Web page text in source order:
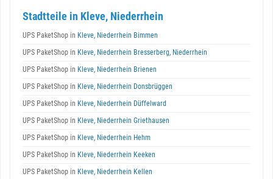
Stadtteile in Kleve, Niederrhein
UPS PaketShop in Kleve, Niederrhein Bimmen
UPS PaketShop in Kleve, Niederrhein Bresserberg, Niederrhein
UPS PaketShop in Kleve, Niederrhein Brienen
UPS PaketShop in Kleve, Niederrhein Donsbrüggen
UPS PaketShop in Kleve, Niederrhein Düffelward
UPS PaketShop in Kleve, Niederrhein Griethausen
UPS PaketShop in Kleve, Niederrhein Hehm
UPS PaketShop in Kleve, Niederrhein Keeken
UPS PaketShop in Kleve, Niederrhein Kellen